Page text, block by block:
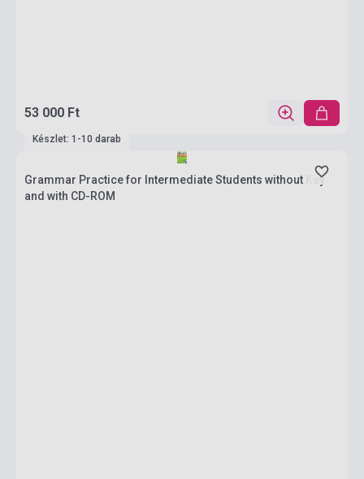
53 000 Ft
Készlet: 1-10 darab
Grammar Practice for Intermediate Students without Key
and with CD-ROM